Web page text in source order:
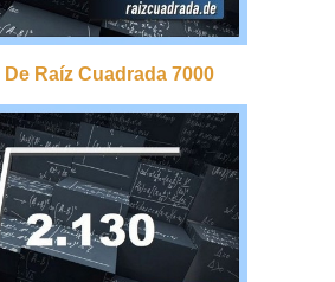
De Raíz Cuadrada 7000